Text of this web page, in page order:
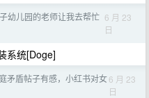
幼儿园的老师让我去帮忙 6 月 23
日
系统[Doge]
矛盾帖子有感，小红书对女6 月 23
日